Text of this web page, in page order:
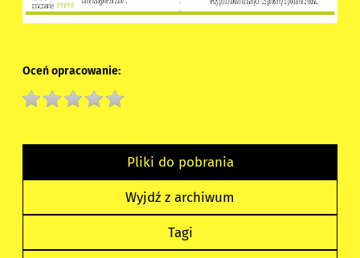
Oceń opracowanie:
Pliki do pobrania
Wyjdź z archiwum
Tagi